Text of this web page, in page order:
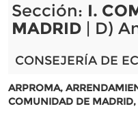
Sección: I.
MADRID| D)
CONSEJERÍA DE
ARPROMA,
COMUNIDAD DE MADRID,